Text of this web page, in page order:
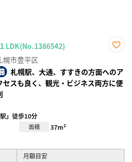
LDK(No.1386542)
り登
録
幌市豊平区
札幌駅、大通、すすきの方面へのア
セスも良く、観光・ビジネス両方に便
」徒歩10分
面積 37m²
月額目安